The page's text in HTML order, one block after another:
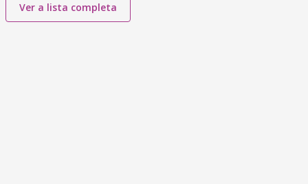
Ver a lista completa